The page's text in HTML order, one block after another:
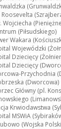
Roosevelta
Wojciecha
(Piłsudskiego)
Wakara
Wojewódzki
Dziecięcy
Dziecięcy
Przychodnia
(Dworcowa)
Główny (pl.
Krwiodawstwa
MSWiA
(Wojska